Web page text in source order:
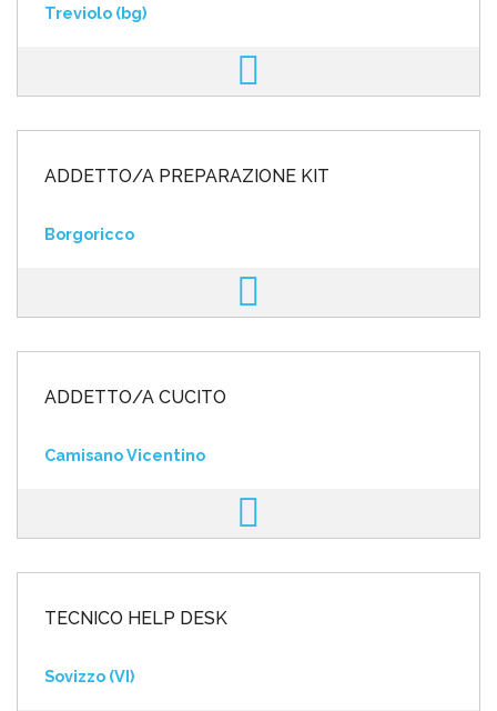
Treviolo (bg)
ADDETTO/A PREPARAZIONE KIT
Borgoricco
ADDETTO/A CUCITO
Camisano Vicentino
TECNICO HELP DESK
Sovizzo (VI)